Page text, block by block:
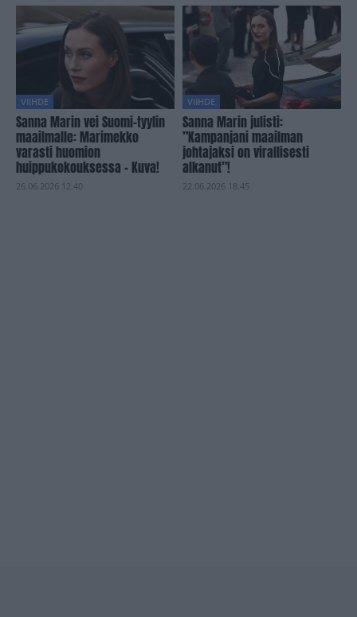
VIIHDE
Sanna Marin vei Suomi-tyylin
maailmalle: Marimekko
varasti huomion
huippukokouksessa – Kuva!
26.06.2026 12.40
VIIHDE
Sanna Marin julisti:
”Kampanjani maailman
johtajaksi on virallisesti
alkanut”!
22.06.2026 18.45